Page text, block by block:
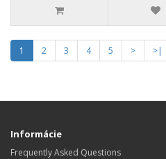
1 2 3 4 5 >
>|
Informácie
Frequently Asked Questions